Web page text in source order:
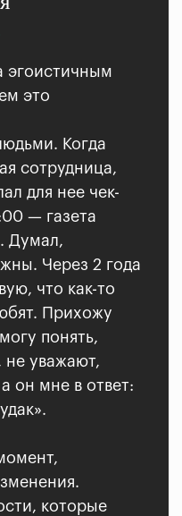
эгоистичным
это
Когда
сотрудница,
для нее чек-
— газета
Думал,
Через 2 года
что как-то
Прихожу
понять,
не уважают,
он мне в ответ:
которые